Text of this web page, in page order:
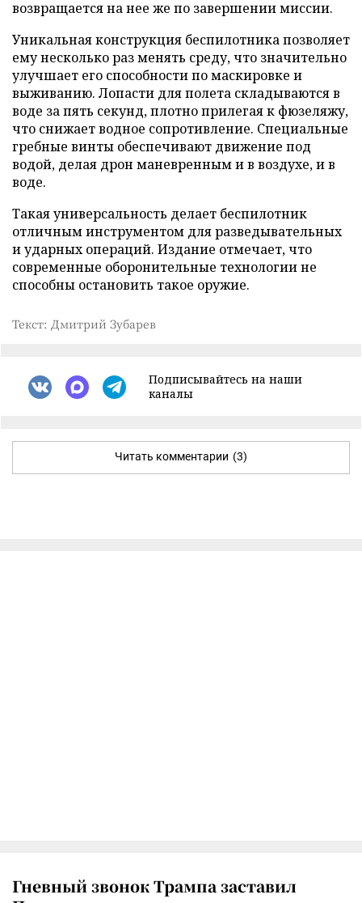
возвращается на нее же по завершении миссии.
Уникальная конструкция беспилотника позволяет
ему несколько раз менять среду, что значительно
улучшает его способности по маскировке и
выживанию. Лопасти для полета складываются в
воде за пять секунд, плотно прилегая к фюзеляжу,
что снижает водное сопротивление. Специальные
гребные винты обеспечивают движение под
водой, делая дрон маневренным и в воздухе, и в
воде.
Такая универсальность делает беспилотник
отличным инструментом для разведывательных
и ударных операций. Издание отмечает, что
современные оборонительные технологии не
способны остановить такое оружие.
Текст: Дмитрий Зубарев
Подписывайтесь на наши
каналы
Читать комментарии (3)
Гневный звонок Трампа заставил